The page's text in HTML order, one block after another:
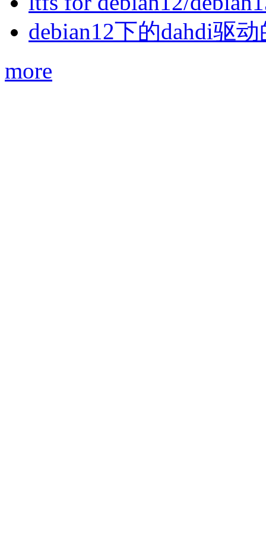
debian12下的dahdi驱动
more